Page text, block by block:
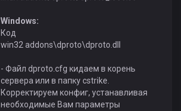
Windows:
Код
win32 addons\dproto\dproto.dll
- Файл dproto.cfg кидаем в корень
сервера или в папку cstrike.
Корректируем конфиг, устанавливая
необходимые Вам параметры